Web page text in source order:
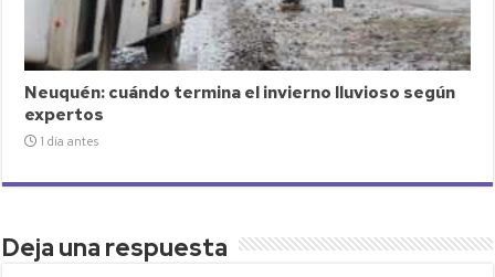
Neuquén: cuándo termina el invierno lluvioso según
expertos
1 día antes
Deja una respuesta